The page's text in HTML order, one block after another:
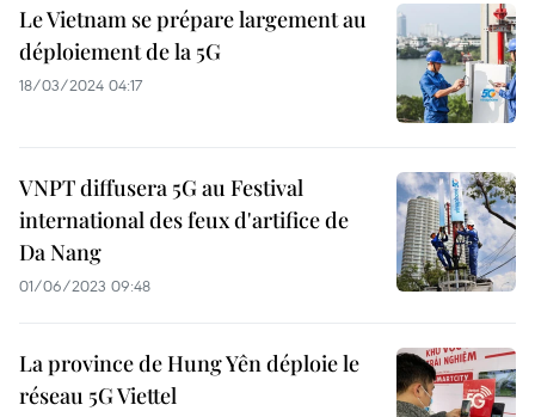
Le Vietnam se prépare largement au
déploiement de la 5G
18/03/2024 04:17
VNPT diffusera 5G au Festival
international des feux d'artifice de
Da Nang
01/06/2023 09:48
La province de Hung Yên déploie le
réseau 5G Viettel